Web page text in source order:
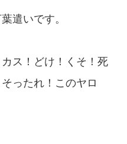
遣いです。
ス！どけ！くそ！死
ったれ！このヤロ